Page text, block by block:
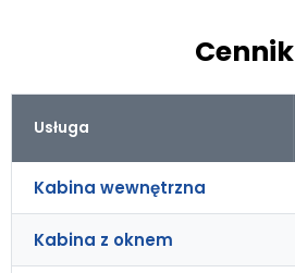
Cennik
Usługa
Kabina wewnętrzna
Kabina z oknem